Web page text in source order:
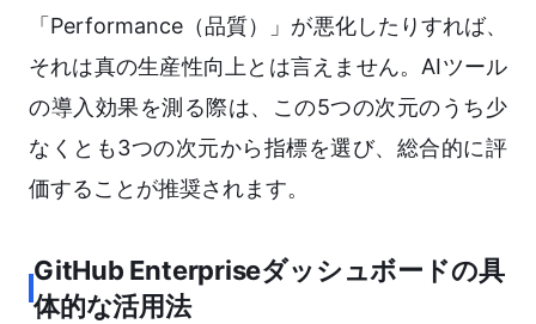
「Performance（品質）」が悪化したりすれば、
それは真の生産性向上とは言えません。AIツール
の導入効果を測る際は、この5つの次元のうち少
なくとも3つの次元から指標を選び、総合的に評
価することが推奨されます。
GitHub Enterpriseダッシュボードの具
体的な活用法